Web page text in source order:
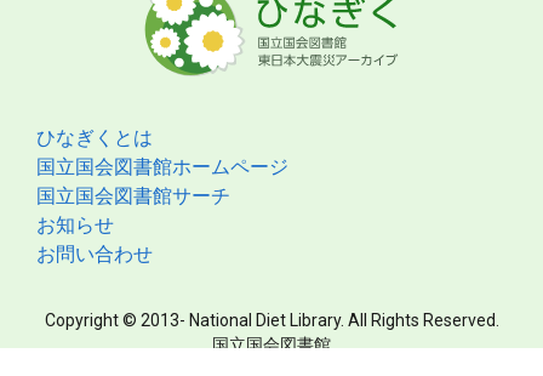
ひなぎくとは
国立国会図書館ホームページ
国立国会図書館サーチ
お知らせ
お問い合わせ
Copyright © 2013- National Diet Library. All Rights Reserved.